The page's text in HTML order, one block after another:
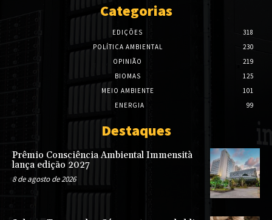
Categorias
EDIÇÕES
318
POLÍTICA AMBIENTAL
230
OPINIÃO
219
BIOMAS
125
MEIO AMBIENTE
101
ENERGIA
99
Destaques
Prêmio Consciência Ambiental Immensità
lança edição 2027
8 de agosto de 2026